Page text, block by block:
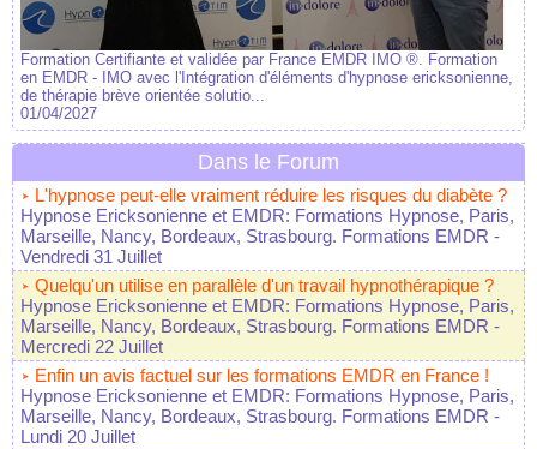
Formation Certifiante et validée par France EMDR IMO ®. Formation
en EMDR - IMO avec l'Intégration d'éléments d'hypnose ericksonienne,
de thérapie brève orientée solutio...
01/04/2027
Dans le Forum
L'hypnose peut-elle vraiment réduire les risques du diabète ?
Hypnose Ericksonienne et EMDR: Formations Hypnose, Paris,
Marseille, Nancy, Bordeaux, Strasbourg. Formations EMDR -
Vendredi 31 Juillet
Quelqu'un utilise en parallèle d'un travail hypnothérapique ?
Hypnose Ericksonienne et EMDR: Formations Hypnose, Paris,
Marseille, Nancy, Bordeaux, Strasbourg. Formations EMDR -
Mercredi 22 Juillet
Enfin un avis factuel sur les formations EMDR en France !
Hypnose Ericksonienne et EMDR: Formations Hypnose, Paris,
Marseille, Nancy, Bordeaux, Strasbourg. Formations EMDR -
Lundi 20 Juillet